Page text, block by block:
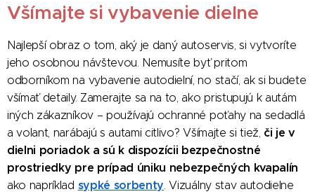
Všímajte si vybavenie dielne
Najlepší obraz o tom, aký je daný autoservis, si vytvoríte
jeho osobnou návštevou. Nemusíte byť pritom
odborníkom na vybavenie autodielní, no stačí, ak si budete
všímať detaily. Zamerajte sa na to, ako pristupujú k autám
iných zákazníkov – používajú ochranné poťahy na sedadlá
a volant, narábajú s autami citlivo? Všímajte si tiež, či je v
dielni poriadok a sú k dispozícii bezpečnostné
prostriedky pre prípad úniku nebezpečných kvapalín
ako napríklad sypké sorbenty. Vizuálny stav autodielne